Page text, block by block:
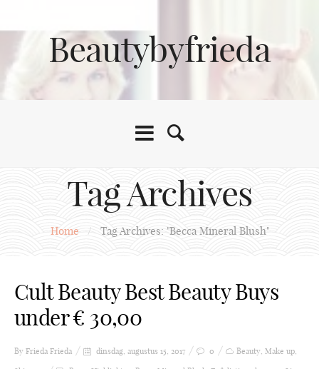
Beautybyfrieda
Tag Archives
Home / Tag Archives: "Becca Mineral Blush"
Cult Beauty Best Beauty Buys
under € 30,00
By Frieda Frieda dinsdag, augustus 15, 2017 0 Beauty, Make up,